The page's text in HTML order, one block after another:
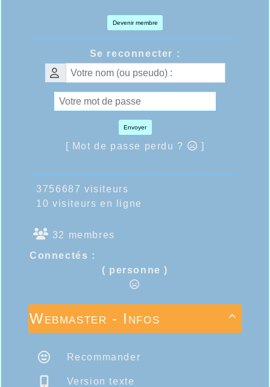
Devenir membre
Se reconnecter :
Envoyer
[ Mot de passe perdu ? ]
3756687 visiteurs
10 visiteurs en ligne
32 membres
Connectés :
( personne )

Webmaster - Infos
Recommander
Version texte